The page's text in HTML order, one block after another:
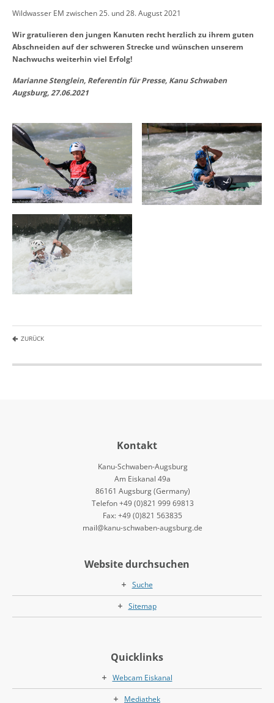
Wildwasser EM zwischen 25. und 28. August 2021
Wir gratulieren den jungen Kanuten recht herzlich zu ihrem guten
Abschneiden auf der schweren Strecke und wünschen unserem
Nachwuchs weiterhin viel Erfolg!
Marianne Stenglein, Referentin für Presse, Kanu Schwaben
Augsburg, 27.06.2021
ZURÜCK
Kontakt
Kanu-Schwaben-Augsburg
Am Eiskanal 49a
86161 Augsburg (Germany)
Telefon +49 (0)821 999 69813
Fax: +49 (0)821 563835
mail@kanu-schwaben-augsburg.de
Website durchsuchen
Suche
Sitemap
Quicklinks
Webcam Eiskanal
Mediathek